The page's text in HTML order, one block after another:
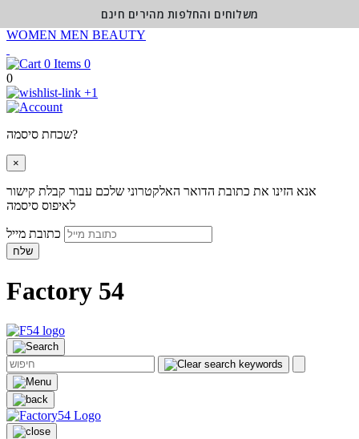
WOMEN MEN BEAUTY
0
0
+1
שכחת סיסמה?
×
אנא הזינו את כתובת הדואר האלקטרוני שלכם עבור קבלת קישור
לאיפוס סיסמה
שלח
Factory 54
משלוחים והחלפות מהירים חינם